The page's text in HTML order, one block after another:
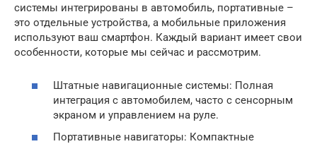
системы интегрированы в автомобиль, портативные –
это отдельные устройства, а мобильные приложения
используют ваш смартфон. Каждый вариант имеет свои
особенности, которые мы сейчас и рассмотрим.
Штатные навигационные системы: Полная
интеграция с автомобилем, часто с сенсорным
экраном и управлением на руле.
Портативные навигаторы: Компактные